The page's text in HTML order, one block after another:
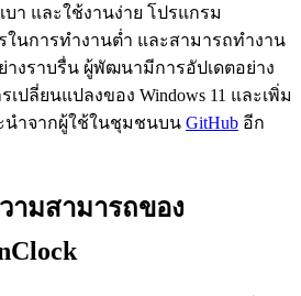
า และใช้งานง่าย โปรแกรม
ในการทำงานต่ำ และสามารถทำงาน
ย่างราบรื่น ผู้พัฒนามีการอัปเดตอย่าง
เปลี่ยนแปลงของ Windows 11 และเพิ่ม
นำจากผู้ใช้ในชุมชนบน GitHub อีก
มสามารถของ